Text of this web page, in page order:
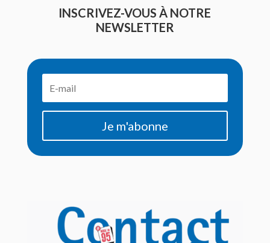
INSCRIVEZ-VOUS À NOTRE
NEWSLETTER
Je m'abonne